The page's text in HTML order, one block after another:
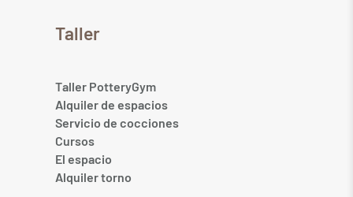
Taller
Taller PotteryGym
Alquiler de espacios
Servicio de cocciones
Cursos
El espacio
Alquiler torno